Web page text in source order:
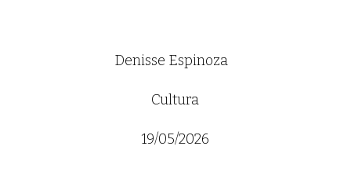
Denisse Espinoza
Cultura
19/05/2026